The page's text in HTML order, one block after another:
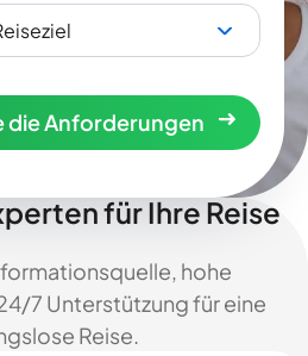
die Anforderungen
für Ihre Reise
hohe
7 Unterstützung für eine
Reise.